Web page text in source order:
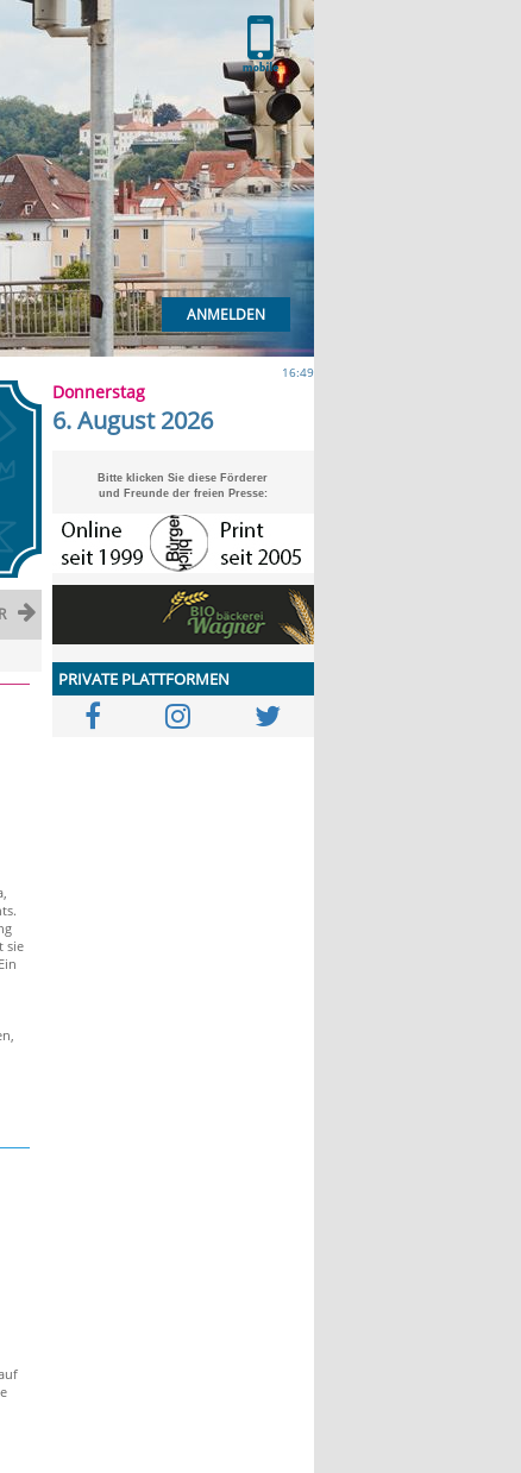
ANMELDEN
sie
16:49
Donnerstag
6. August 2026
Bitte klicken Sie diese Förderer
und Freunde der freien Presse:
PRIVATE PLATTFORMEN